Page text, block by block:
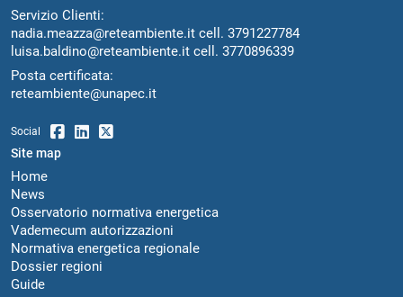
Servizio Clienti:
nadia.meazza@reteambiente.it cell. 3791227784
luisa.baldino@reteambiente.it cell. 3770896339
Posta certificata:
reteambiente@unapec.it
Social
Site map
Home
News
Osservatorio normativa energetica
Vademecum autorizzazioni
Normativa energetica regionale
Dossier regioni
Guide